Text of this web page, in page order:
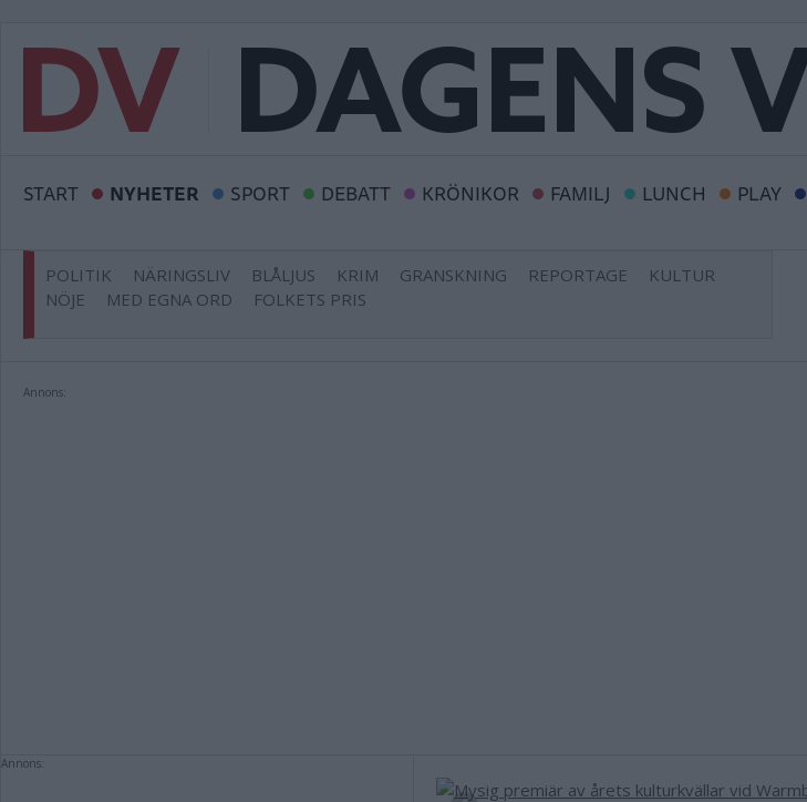
START NYHETER SPORT DEBATT KRÖNIKOR FAMILJ LUNCH PLAY
POLITIK NÄRINGSLIV BLÅLJUS KRIM GRANSKNING REPORTAGE
KULTUR
NÖJE
MED EGNA ORD FOLKETS PRIS
Annons:
Annons: